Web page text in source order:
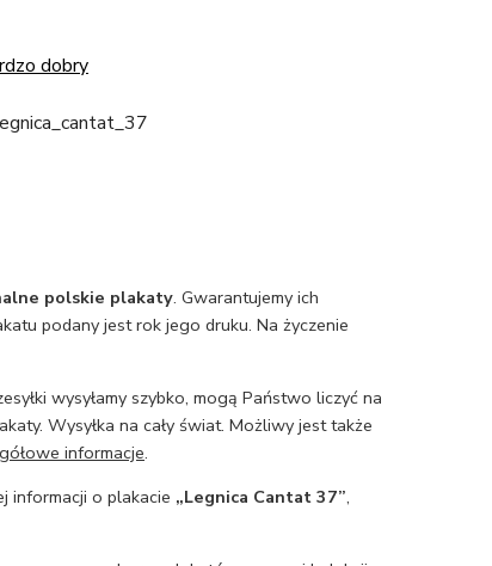
dobry
polskie plakaty. Gwarantujemy ich
podany jest rok jego druku. Na życzenie
wysyłamy szybko, mogą Państwo liczyć na
Wysyłka na cały świat. Możliwy jest także
informacje.
informacji o plakacie „Legnica Cantat 37”,